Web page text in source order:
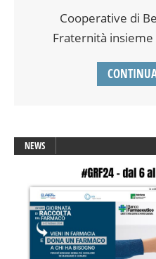
Cooperative di
Fraternità
NEWS